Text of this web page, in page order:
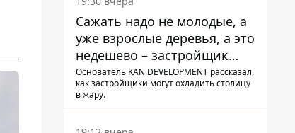
Сажать надо не молодые, а
уже взрослые деревья, а это
недешево – застройщик
Никонов
Основатель KAN DEVELOPMENT рассказал,
как застройщики могут охладить столицу
в жару.